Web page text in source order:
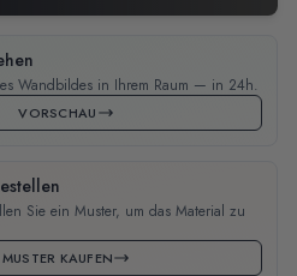
Wandbildes in Ihrem Raum — in 24h.
VORSCHAU
Sie ein Muster, um das Material zu
MUSTER KAUFEN